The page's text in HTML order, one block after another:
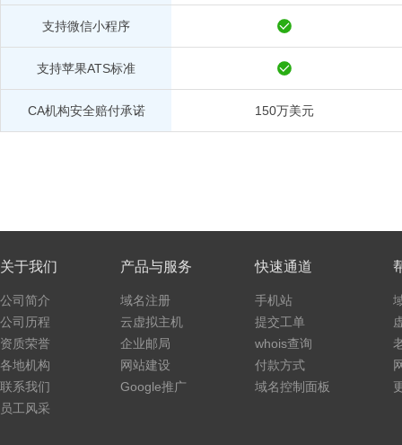
支持微信小程序
支持苹果ATS标准
CA机构安全赔付承诺 150万美元
关于我们
公司简介
公司历程
资质荣誉
各地机构
联系我们
员工风采
产品与服务
域名注册
云虚拟主机
企业邮局
网站建设
Google推广
快速通道
手机站
提交工单
whois查询
付款方式
域名控制面板